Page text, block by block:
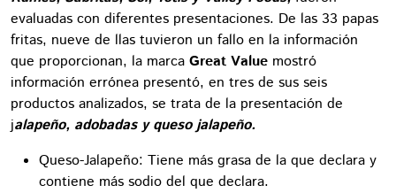
evaluadas con diferentes presentaciones. De las 33 papas
fritas, nueve de llas tuvieron un fallo en la información
que proporcionan, la marca Great Value mostró
información errónea presentó, en tres de sus seis
productos analizados, se trata de la presentación de
jalapeño, adobadas y queso jalapeño.
Queso-Jalapeño: Tiene más grasa de la que declara y
contiene más sodio del que declara.